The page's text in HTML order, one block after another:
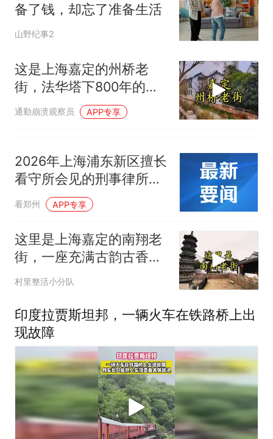
备了钱，却忘了准备生活
山野纪事2
这是上海嘉定的州桥老
街，法华塔下800年的历
史
通勤崩溃观察员 APP专享
2026年上海浦东新区擅长
看守所会见的刑事律所推
荐
看郑州 APP专享
这里是上海嘉定的南翔老
街，一座充满古韵古香的
江南水乡
村里整活小分队
印度拉贾斯坦邦，一辆火车在铁路桥上出
现故障